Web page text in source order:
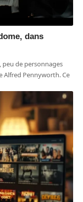
dans
peu de personnages
Pennyworth. Ce